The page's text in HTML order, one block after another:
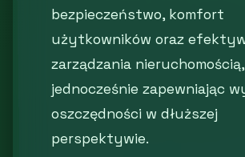
bezpieczeństwo, komfort
użytkowników oraz
zarządzania nieruchomością,
jednocześnie zapewniając
oszczędności w dłuższej
perspektywie.